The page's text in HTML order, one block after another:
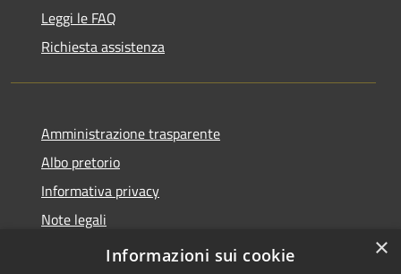
Leggi le FAQ
Richiesta assistenza
Amministrazione trasparente
Albo pretorio
Informativa privacy
Note legali
Dichiarazione di accessibilità
×
Informazioni sui cookie